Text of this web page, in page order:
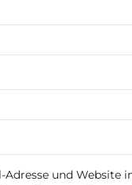
Adresse und Website